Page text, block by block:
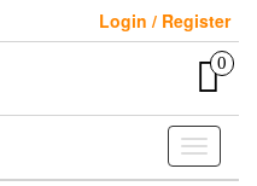
Login / Register
0
Toggle